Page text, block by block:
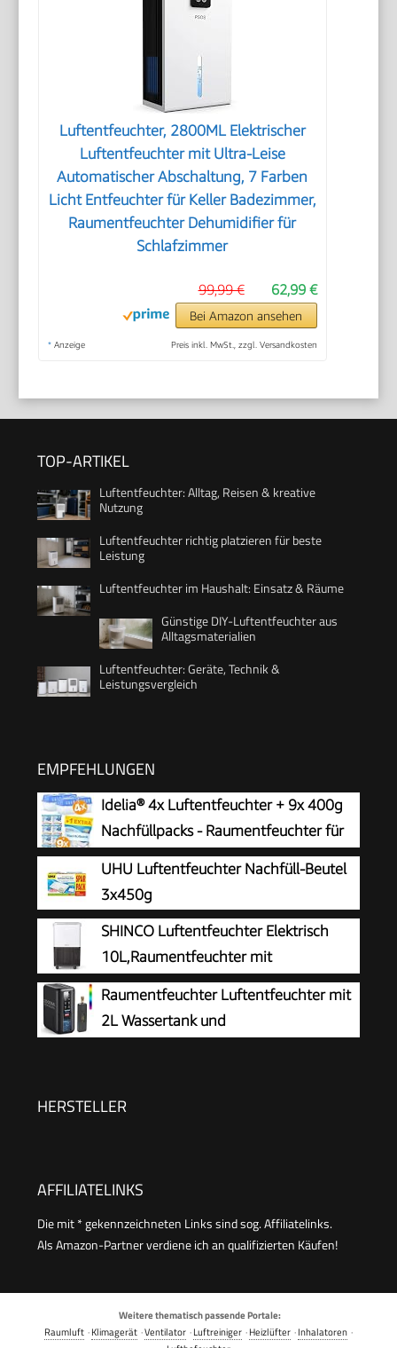
Luftentfeuchter, 2800ML Elektrischer
Luftentfeuchter mit Ultra-Leise
Automatischer Abschaltung, 7 Farben
Licht Entfeuchter für Keller Badezimmer,
Raumentfeuchter Dehumidifier für
Schlafzimmer
62,99 €
99,99 €
Bei Amazon ansehen
* Anzeige Preis inkl. MwSt., zzgl. Versandkosten
TOP-ARTIKEL
Luftentfeuchter: Alltag, Reisen & kreative
Nutzung
Luftentfeuchter richtig platzieren für beste
Leistung
Luftentfeuchter im Haushalt: Einsatz & Räume
Günstige DIY-Luftentfeuchter aus
Alltagsmaterialien
Luftentfeuchter: Geräte, Technik &
Leistungsvergleich
EMPFEHLUNGEN
Idelia® 4x Luftentfeuchter + 9x 400g
Nachfüllpacks - Raumentfeuchter für
Bad, Keller uvm. bis 40m² + 9x
Luftentfeuchter Granulat (4x Entfeuchter + 9x
Nachfüllpacks) Baumarkt Fachhandel Qualität
UHU Luftentfeuchter Nachfüll-Beutel
3x450g
SHINCO Luftentfeuchter Elektrisch
10L,Raumentfeuchter mit
Feuchtigkeitssensor,Energieeinsparung
,Entfeuchter mit Aktivkohlefilter,Wäsche
trocknen,Automatischer
Raumentfeuchter Luftentfeuchter mit
2L Wassertank und
Badezimmer, Schlafzimmer, Schrank gegen
HERSTELLER
AFFILIATELINKS
Die mit * gekennzeichneten Links sind sog. Affiliatelinks.
Als Amazon-Partner verdiene ich an qualifizierten Käufen!
Weitere thematisch passende Portale:
Raumluft ·Klimagerät ·Ventilator ·Luftreiniger ·Heizlüfter ·Inhalatoren ·